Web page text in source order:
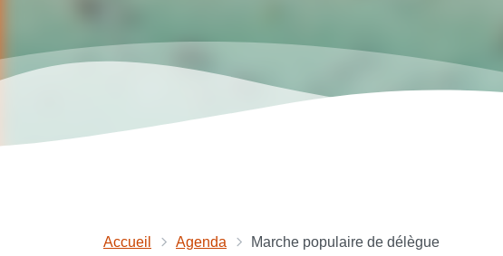
Accueil Agenda Marche populaire de délègue